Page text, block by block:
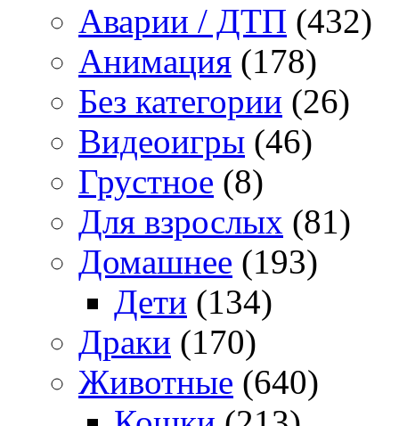
Аварии / ДТП (432)
Анимация (178)
Без категории (26)
Видеоигры (46)
Грустное (8)
Для взрослых (81)
Домашнее (193)
Дети (134)
Драки (170)
Животные (640)